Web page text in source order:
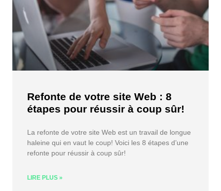
Refonte de votre site Web : 8
étapes pour réussir à coup sûr!
La refonte de votre site Web est un travail de longue
haleine qui en vaut le coup! Voici les 8 étapes d’une
refonte pour réussir à coup sûr!
LIRE PLUS »